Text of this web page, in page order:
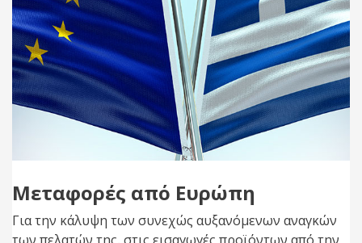
Μεταφορές από Ευρώπη
Για την κάλυψη των συνεχώς αυξανόμενων αναγκών